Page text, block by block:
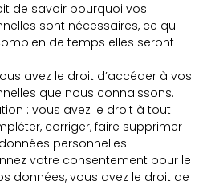
de savoir pourquoi vos
sont nécessaires, ce qui
de temps elles seront
avez le droit d’accéder à vos
que nous connaissons.
: vous avez le droit à tout
corriger, faire supprimer
personnelles.
votre consentement pour le
données, vous avez le droit de